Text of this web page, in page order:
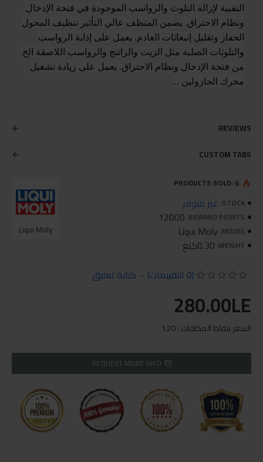
التقنية لإزالة التلوث والرواسب الموجودة في فتحة الإدخال
ونظام الاحتراق. يضمن المنظف عالي التأثير تنظيف المحول
الحفاز وتقليل إنبعاثات العادم. يعمل على إذابة الرواسب
والتلوثات الصلبة مثل الزيت والراتنج والرواسب اللاصقة الخ.
من فتحة الإدخال ونظام الاحتراق. يعمل على زيادة تشغيل
محرك الجازولين ...
REVIEWS
CUSTOM TABS
STOCK: غير متوفر
REWARD POINTS:
12000
MODEL:
Liqui Moly
WEIGHT: 0.30كلغ
Liqui Moly
PRODUCTS SOLD: 6
(0 التقييمات) - كتابة تعليق
280.00LE
السعر بنقاط المكافآت : 120
REQUEST MORE INFO